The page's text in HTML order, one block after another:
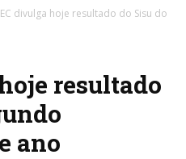
divulga hoje resultado do Sisu do
resultado
ano